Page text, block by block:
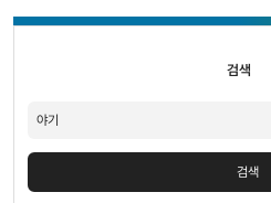
검색
검색